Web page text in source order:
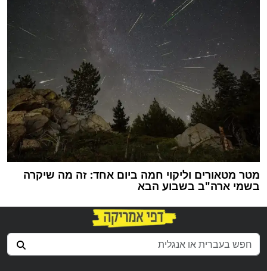
מטר מטאורים וליקוי חמה ביום אחד: זה מה שיקרה
בשמי ארה"ב בשבוע הבא